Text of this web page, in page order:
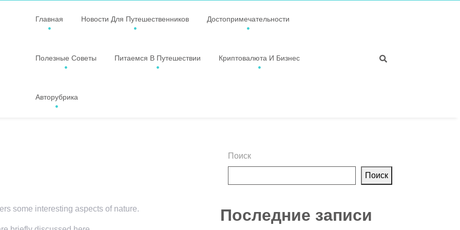
Главная Новости Для Путешественников Достопримечательности
Полезные Советы Питаемся В Путешествии Криптовалюта И Бизнес
Авторубрика
some interesting aspects of nature.
Поиск
Поиск
Последние записи